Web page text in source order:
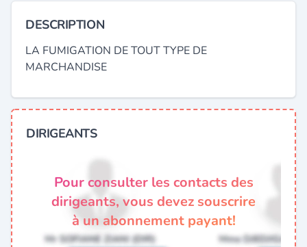
DESCRIPTION
LA FUMIGATION DE TOUT TYPE DE
MARCHANDISE
DIRIGEANTS
Pour consulter les contacts des
dirigeants, vous devez souscrire
à un abonnement payant!